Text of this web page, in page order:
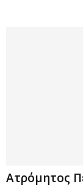
Ατρόμητος